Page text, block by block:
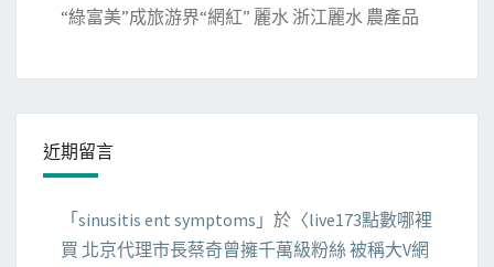
“綠富美”成旅游界“網紅” 麗水 浙江麗水 農產品
近期留言
「 sinusitis ent symptoms 」於〈live173點數哪裡
買 北京代理市長蔡奇曾擁千萬級粉絲 被稱大V網